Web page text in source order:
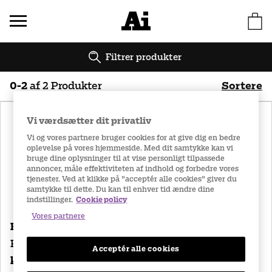
Filtrer produkter
0-2 af 2 Produkter Sortere
Bedst sælgende
Navn (Ö-A) Pris (lav til høj)
Pris (høj til lav)
BLEPHAGEL
Rensegel 30 g
kr. 75
Øjengelé 10 g
kr. 79
Vi værdsætter dit privatliv
Vi og vores partnere bruger cookies for at give dig en bedre
oplevelse på vores hjemmeside. Med dit samtykke kan vi
bruge dine oplysninger til at vise personligt tilpassede
annoncer, måle effektiviteten af indhold og forbedre vores
tjenester. Ved at klikke på "acceptér alle cookies" giver du
samtykke til dette. Du kan til enhver tid ændre dine
indstillinger. Cookie policy
Vores partnere
Acceptér alle cookies